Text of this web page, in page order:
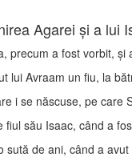
Agarei şi a lui
precum a fost vorbit,
lui Avraam un fiu, la
i se născuse, pe care
său Isaac, când a
sută de ani, când a